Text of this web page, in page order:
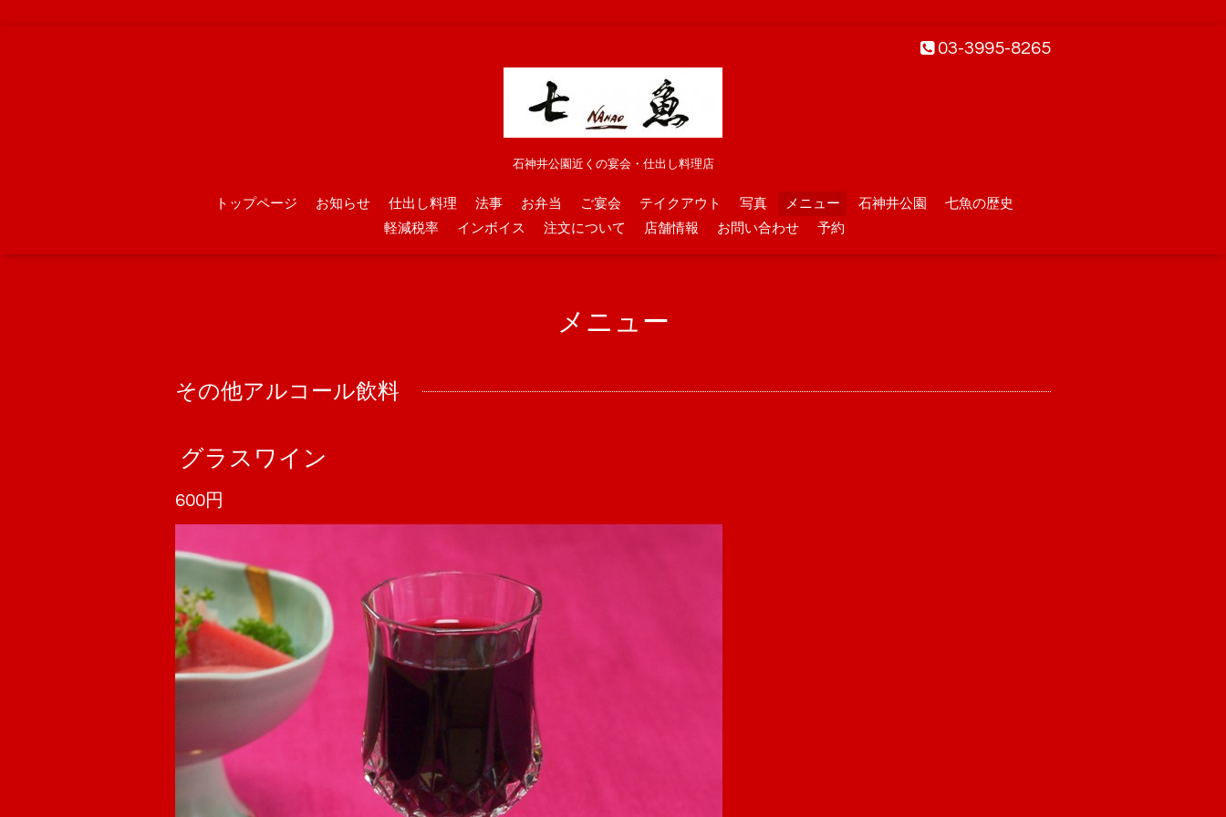
03-3995-8265
石神井公園近くの宴会・仕出し料理店
トップページ お知らせ 仕出し料理 法事 お弁当 ご宴会 テイクアウト 写真 メニュー 石神井公園
七魚の歴史
軽減税率
インボイス 注文について 店舗情報 お問い合わせ 予約
メニュー
その他アルコール飲料
グラスワイン
600円